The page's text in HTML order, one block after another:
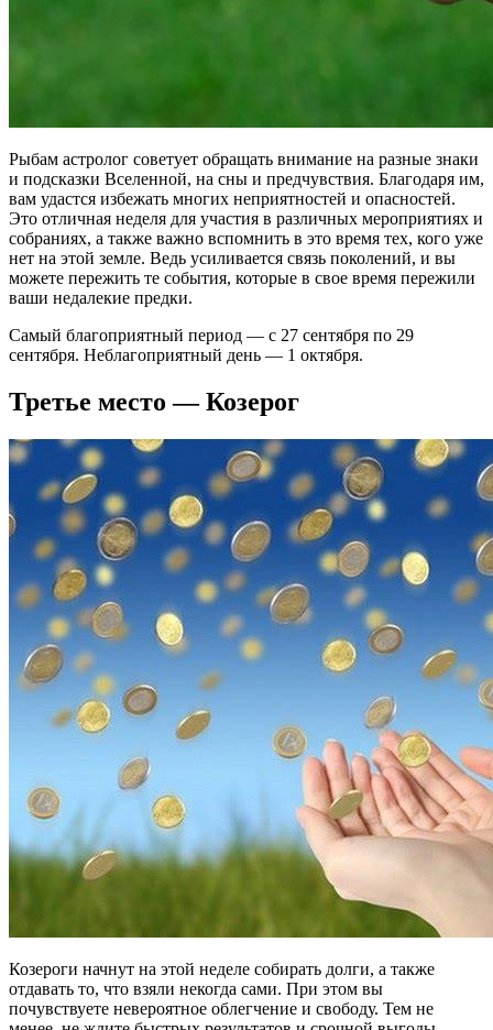
Рыбам астролог советует обращать внимание на разные знаки
и подсказки Вселенной, на сны и предчувствия. Благодаря им,
вам удастся избежать многих неприятностей и опасностей.
Это отличная неделя для участия в различных мероприятиях и
собраниях, а также важно вспомнить в это время тех, кого уже
нет на этой земле. Ведь усиливается связь поколений, и вы
можете пережить те события, которые в свое время пережили
ваши недалекие предки.
Самый благоприятный период — с 27 сентября по 29
сентября. Неблагоприятный день — 1 октября.
Третье место — Козерог
Козероги начнут на этой неделе собирать долги, а также
отдавать то, что взяли некогда сами. При этом вы
почувствуете невероятное облегчение и свободу. Тем не